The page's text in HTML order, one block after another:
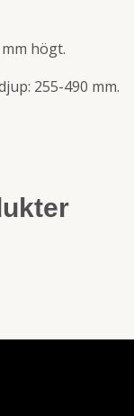
högt.
255-490 mm.